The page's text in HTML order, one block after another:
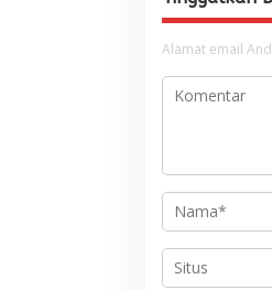
Alamat email